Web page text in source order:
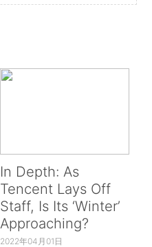
In Depth: As
Tencent Lays Off
Staff, Is Its ‘Winter’
Approaching?
2022年04月01日